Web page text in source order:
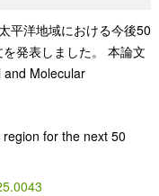
平洋地域における今後50
発表しました。 本論文
and Molecular
for the next 50